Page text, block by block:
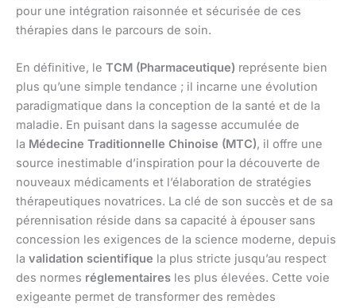
pour une intégration raisonnée et sécurisée de ces
thérapies dans le parcours de soin.
En définitive, le TCM (Pharmaceutique) représente bien
plus qu’une simple tendance ; il incarne une évolution
paradigmatique dans la conception de la santé et de la
maladie. En puisant dans la sagesse accumulée de
la Médecine Traditionnelle Chinoise (MTC), il offre une
source inestimable d’inspiration pour la découverte de
nouveaux médicaments et l’élaboration de stratégies
thérapeutiques novatrices. La clé de son succès et de sa
pérennisation réside dans sa capacité à épouser sans
concession les exigences de la science moderne, depuis
la validation scientifique la plus stricte jusqu’au respect
des normes réglementaires les plus élevées. Cette voie
exigeante permet de transformer des remèdes